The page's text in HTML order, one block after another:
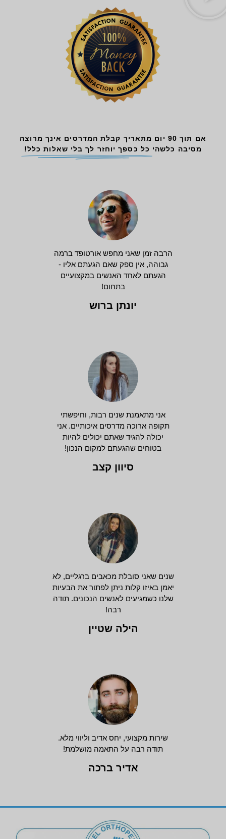
אם תוך 90 יום מתאריך קבלת המדרסים אינך מרוצה
מסיבה כלשהי כל כספך יוחזר לך בלי שאלות כלל!
הרבה זמן שאני מחפש אורטופד ברמה
גבוהה, אין ספק שאם הגעתם אליו -
הגעתם לאחד האנשים במקצועיים
בתחום!
יונתן ברוש
אני מתאמנת שנים רבות, וחיפשתי
תקופה ארוכה מדרסים איכותיים. אני
יכולה להגיד שאתם יכולים להיות
בטוחים שהגעתם למקום הנכון!
סיוון קצב
שנים שאני סובלת מכאבים ברגליים, לא
יאמן באיזו קלות ניתן לפתור את הבעיות
שלנו כשמגיעים לאנשים הנכונים. תודה
רבה!
הילה שטיין
שירות מקצועי, יחס אדיב וליווי מלא.
תודה רבה על התאמה מושלמת!
אדיר ברכה